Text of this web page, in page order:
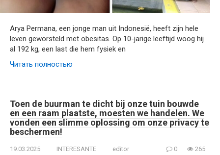
Arya Permana, een jonge man uit Indonesië, heeft zijn hele
leven geworsteld met obesitas. Op 10-jarige leeftijd woog hij
al 192 kg, een last die hem fysiek en
Читать полностью
Toen de buurman te dicht bij onze tuin bouwde
en een raam plaatste, moesten we handelen. We
vonden een slimme oplossing om onze privacy te
beschermen!
19.03.2025 INTERESANTE editor 0 265